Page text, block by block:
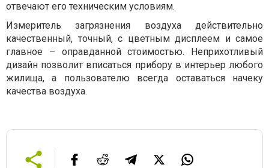
отвечают его техническим условиям.
Измеритель загрязнения воздуха действительно
качественный, точный, с цветным дисплеем и самое
главное – оправданной стоимостью. Неприхотливый
дизайн позволит вписаться прибору в интерьер любого
жилища, а пользователю всегда оставаться начеку
качества воздуха.